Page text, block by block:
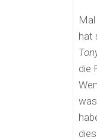
hat
die